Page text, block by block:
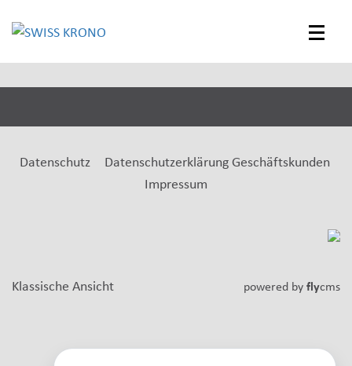
SWISS
KRONO
Toggle
Datenschutz
Datenschutzerklärung Geschäftskunden
Impressum
Klassische Ansicht powered by flycms